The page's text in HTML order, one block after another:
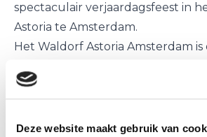
Deze website maakt gebruik van
spectaculair verjaardagsfeest in
Astoria te Amsterdam.
Het Waldorf Astoria Amsterdam
Om het plafond van de mooie en
nodig.